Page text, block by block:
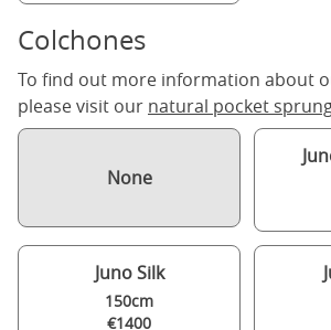
Colchones
To find out more information about
please visit our natural pocket
None
Juno Silk
150cm
€1400